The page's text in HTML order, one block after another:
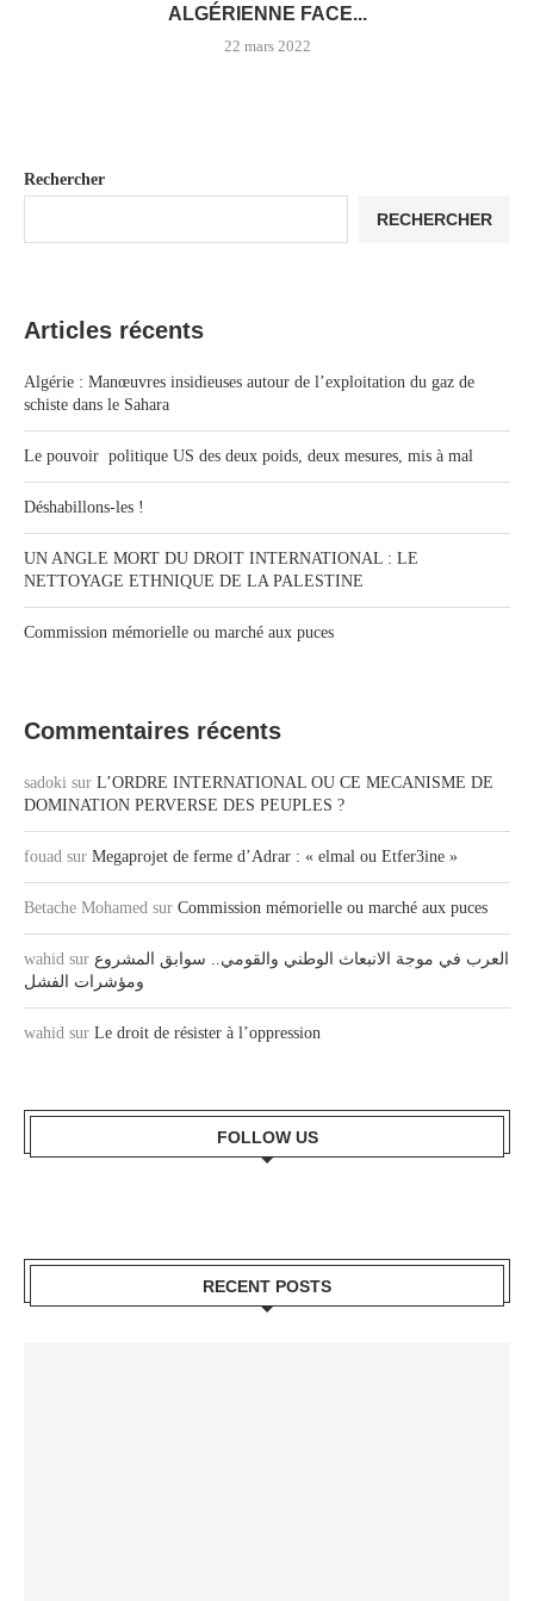
ALGÉRIENNE FACE...
22 mars 2022
Rechercher
RECHERCHER
Articles récents
Algérie : Manœuvres insidieuses autour de l’exploitation du gaz de
schiste dans le Sahara
Le pouvoir politique US des deux poids, deux mesures, mis à mal
Déshabillons-les !
UN ANGLE MORT DU DROIT INTERNATIONAL : LE
NETTOYAGE ETHNIQUE DE LA PALESTINE
Commission mémorielle ou marché aux puces
Commentaires récents
sadoki sur L’ORDRE INTERNATIONAL OU CE MECANISME DE
DOMINATION PERVERSE DES PEUPLES ?
fouad sur Megaprojet de ferme d’Adrar : « elmal ou Etfer3ine »
Betache Mohamed sur Commission mémorielle ou marché aux puces
wahid sur العرب في موجة الانبعاث الوطني والقومي.. سوابق المشروع
ومؤشرات الفشل
wahid sur Le droit de résister à l’oppression
FOLLOW US
RECENT POSTS